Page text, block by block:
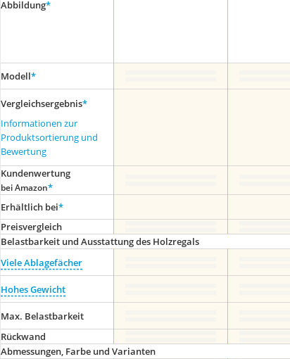
Abbildung*
Modell*
Vergleichsergebnis*
Informationen zur
Produktsortierung und
Bewertung
Kundenwertung
bei Amazon*
Erhältlich bei*
Preis­vergleich
Belastbarkeit und Ausstattung des Holzregals
Viele Ablagefächer
Hohes Gewicht
Max. Belastbarkeit
Rückwand
Abmessungen, Farbe und Varianten